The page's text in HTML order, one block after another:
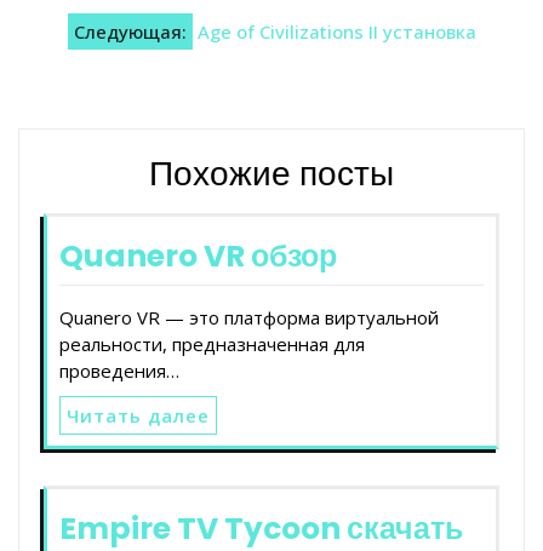
записям
Следующая: Age of Civilizations II установка
Похожие посты
Quanero VR обзор
Quanero VR — это платформа виртуальной
реальности, предназначенная для
проведения…
Читать далее
Empire TV Tycoon скачать